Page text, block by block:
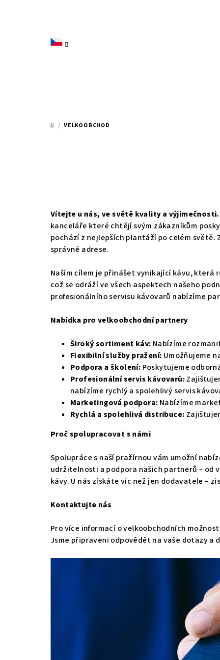
DOMŮ
/ VELKOOBCHOD
Vítejte u nás, ve světě kvality a výjimečnosti.
kanceláře které chtějí svým zákazníkům
pochází z nejlepších plantáží po celém světě.
správné adrese.
Naším cílem je přinášet vynikající kávu,
což se odráží ve všech aspektech našeho
profesionálního servisu kávovarů nabízíme
Nabídka pro velkoobchodní partnery
Široký sortiment káv: Nabízíme
Flexibilní služby pražení: Umožňujeme
Podpora a školení: Poskytujeme
Profesionální servis kávovarů:
nabízíme rychlý a spolehlivý servis
Marketingová podpora: Nabízíme
Rychlá a spolehlivá distribuce:
Proč spolupracovat s námi
Spolupráce s naší pražírnou vám umožní
udržitelnosti a podpora našich partnerů – od
kávy. U nás získáte víc než jen dodavatele –
Kontaktujte nás
Pro více informací o velkoobchodních
Jsme připraveni odpovědět na vaše dotazy